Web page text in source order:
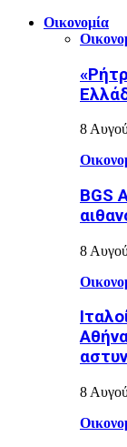
Οικονομία
8
BGS
8
8